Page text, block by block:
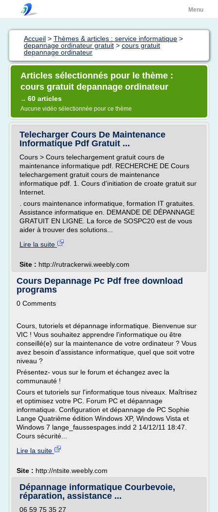
Menu
Accueil > Thèmes & articles : service informatique >
depannage ordinateur gratuit > cours gratuit
depannage ordinateur
Articles sélectionnés pour le thème :
cours gratuit depannage ordinateur
→ 60 articles
Aucune vidéo sélectionnée pour ce thème
Telecharger Cours De Maintenance
Informatique Pdf Gratuit ...
Cours > Cours telechargement gratuit cours de
maintenance informatique pdf. RECHERCHE DE Cours
telechargement gratuit cours de maintenance
informatique pdf. 1. Cours d'initiation de croate gratuit sur
Internet.
. cours maintenance informatique, formation IT gratuites.
Assistance informatique en. DEMANDE DE DÉPANNAGE
GRATUIT EN LIGNE. La force de SOSPC20 est de vous
aider à trouver des solutions...
Lire la suite
Site : http://rutrackerwii.weebly.com
Cours Depannage Pc Pdf free download
programs
0 Comments
Cours, tutoriels et dépannage informatique. Bienvenue sur
VIC ! Vous souhaitez apprendre l'informatique ou être
conseillé(e) sur la maintenance de votre ordinateur ? Vous
avez besoin d'assistance informatique, quel que soit votre
niveau ?
Présentez- vous sur le forum et échangez avec la
communauté !
Cours et tutoriels sur l'informatique tous niveaux. Maîtrisez
et optimisez votre PC. Forum PC et dépannage
informatique. Configuration et dépannage de PC Sophie
Lange Quatrième édition Windows XP, Windows Vista et
Windows 7 lange_faussespages.indd 2 14/12/11 18:47.
Cours sécurité...
Lire la suite
Site : http://ntsite.weebly.com
Dépannage informatique Courbevoie,
réparation, assistance ...
06 59 75 35 27